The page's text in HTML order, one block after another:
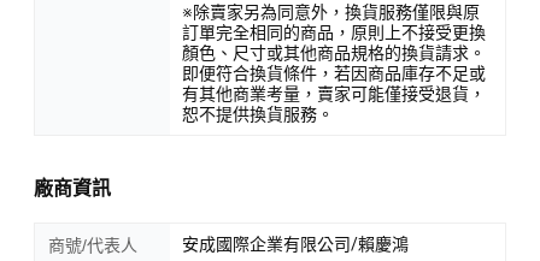
※除賣家另為同意外，換貨服務僅限與原
訂單完全相同的商品，原則上不接受更換
顏色、尺寸或其他商品規格的換貨請求。
即便符合換貨條件，若因商品庫存不足或
有其他商業考量，賣家可能僅接受退貨，
恕不提供換貨服務。
廠商資訊
商號/代表人 安成國際企業有限公司/賴慶鴻